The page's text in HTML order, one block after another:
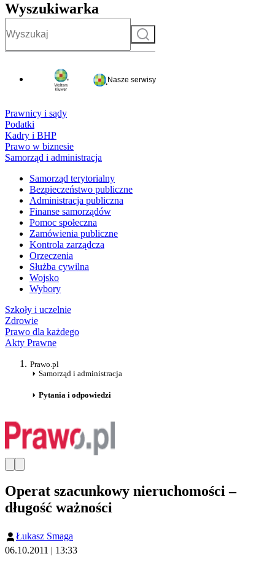
Wyszukiwarka
Szukaj
Nasze serwisy
Prawnicy i sądy
Podatki
Kadry i BHP
Prawo w biznesie
Samorząd i administracja
Samorząd terytorialny
Bezpieczeństwo publiczne
Administracja publiczna
Finanse samorządów
Pomoc społeczna
Zamówienia publiczne
Kontrola zarządcza
Orzeczenia
Służba cywilna
Wojsko
Wybory
Szkoły i uczelnie
Zdrowie
Prawo dla każdego
Akty Prawne
Prawo.pl
Samorząd i administracja
Pytania i odpowiedzi
Operat szacunkowy nieruchomości –
długość ważności
Łukasz Smaga
06.10.2011 | 13:33